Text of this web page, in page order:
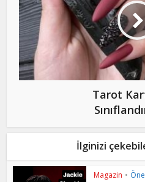
Tarot
İlginizi
Magazin •